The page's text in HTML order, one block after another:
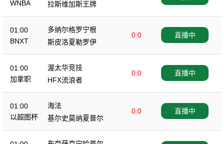
WNBA
拉斯维加斯王牌
01:00
BNXT
多纳尔格罗宁根
0:0
斯皮洛夏勒罗伊
直播中
01:00
加拿职
渥太华竞技
0:0
HFX流浪者
直播中
01:00
以超图杯
海法
0:0
基尔史莫纳夏普尔
直播中